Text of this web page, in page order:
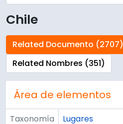
Chile
Related Documento (2707)
Related Nombres (351)
Área de elementos
Taxonomía
Lugares